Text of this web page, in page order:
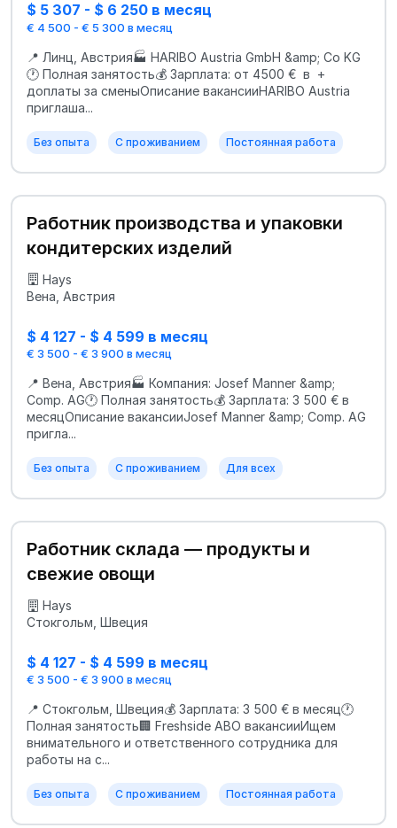
$ 5 307 - $ 6 250 в месяц
€ 4 500 - € 5 300 в месяц
📍 Линц, Австрия🏭 HARIBO Austria GmbH &amp; Co KG
🕐 Полная занятость💰 Зарплата: от 4500 € в +
доплаты за сменыОписание вакансииHARIBO Austria
приглаша...
Без опыта С проживанием Постоянная работа
Работник производства и упаковки
кондитерских изделий
Hays
Вена, Австрия
$ 4 127 - $ 4 599 в месяц
€ 3 500 - € 3 900 в месяц
📍 Вена, Австрия🏭 Компания: Josef Manner &amp;
Comp. AG🕐 Полная занятость💰 Зарплата: 3 500 € в
месяцОписание вакансииJosef Manner &amp; Comp. AG
пригла...
Без опыта С проживанием Для всех
Работник склада — продукты и
свежие овощи
Hays
Стокгольм, Швеция
$ 4 127 - $ 4 599 в месяц
€ 3 500 - € 3 900 в месяц
📍 Стокгольм, Швеция💰 Зарплата: 3 500 € в месяц🕐
Полная занятость🏢 Freshside ABО вакансииИщем
внимательного и ответственного сотрудника для
работы на с...
Без опыта С проживанием Постоянная работа